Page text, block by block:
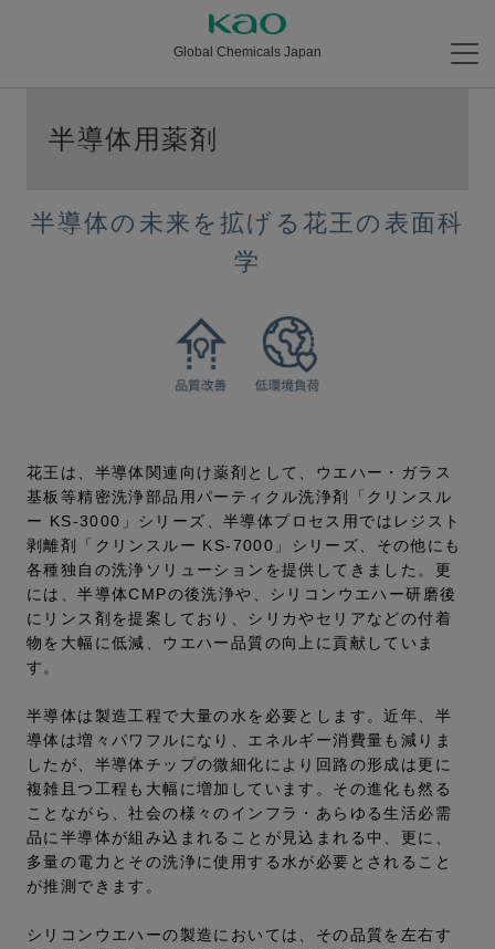
Global Chemicals Japan
半導体用薬剤
半導体の未来を拡げる花王の表面科
学
花王は、半導体関連向け薬剤として、ウエハー・ガラス
基板等精密洗浄部品用パーティクル洗浄剤「クリンスル
ー KS-3000」シリーズ、半導体プロセス用ではレジスト
剥離剤「クリンスルー KS-7000」シリーズ、その他にも
各種独自の洗浄ソリューションを提供してきました。更
には、半導体CMPの後洗浄や、シリコンウエハー研磨後
にリンス剤を提案しており、シリカやセリアなどの付着
物を大幅に低減、ウエハー品質の向上に貢献していま
す。
半導体は製造工程で大量の水を必要とします。近年、半
導体は増々パワフルになり、エネルギー消費量も減りま
したが、半導体チップの微細化により回路の形成は更に
複雑且つ工程も大幅に増加しています。その進化も然る
ことながら、社会の様々のインフラ・あらゆる生活必需
品に半導体が組み込まれることが見込まれる中、更に、
多量の電力とその洗浄に使用する水が必要とされること
が推測できます。
シリコンウエハーの製造においては、その品質を左右す